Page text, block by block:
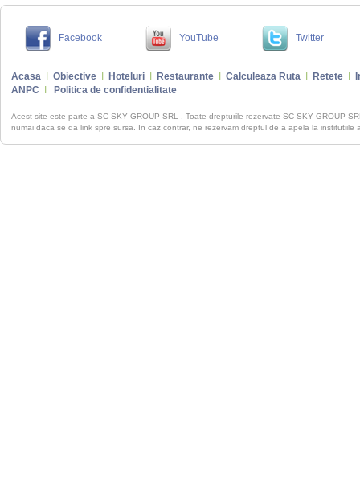
Facebook YouTube Twitter
Acasa Obiective Hoteluri Restaurante Calculeaza Ruta Retete
ANPC
Politica de confidentialitate
Acest site este parte a SC SKY GROUP SRL . Toate drepturile rezervate SC SKY GROUP
numai daca se da link spre sursa. In caz contrar, ne rezervam dreptul de a apela la institutiile